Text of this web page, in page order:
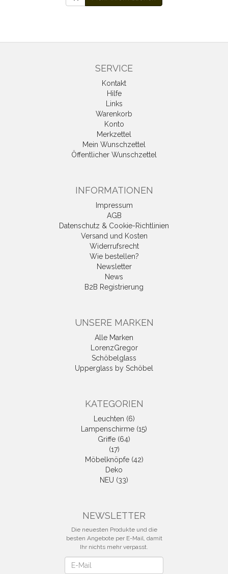
SERVICE
Kontakt
Hilfe
Links
Warenkorb
Konto
Merkzettel
Mein Wunschzettel
Öffentlicher Wunschzettel
INFORMATIONEN
Impressum
AGB
Datenschutz & Cookie-Richtlinien
Versand und Kosten
Widerrufsrecht
Wie bestellen?
Newsletter
News
B2B Registrierung
UNSERE MARKEN
Alle Marken
LorenzGregor
Schöbelglass
Upperglass by Schöbel
KATEGORIEN
Leuchten (6)
Lampenschirme (15)
Griffe (64)
(17)
Möbelknöpfe (42)
Deko
NEU (33)
NEWSLETTER
Die neuesten Produkte und die
besten Angebote per E-Mail, damit
Ihr nichts mehr verpasst.